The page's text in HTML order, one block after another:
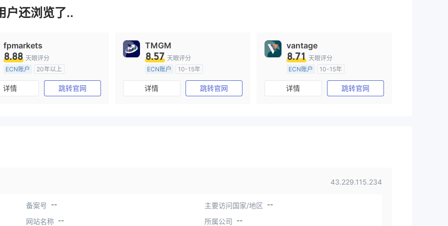
户还浏览了..
fpmarkets
8.88 天眼评分
ECN账户
20年以上
澳大利亚监管
全牌照 (MM)
主标MT4
详情 跳转官网
TMGM
8.57 天眼评分
ECN账户
10-15年
澳大利亚监管
全牌照 (MM)
主标MT4
详情 跳转官网
vantage
8.71 天眼评分
ECN账户
10-15年
澳大利亚监管
全牌照 (MM)
主标MT4
详情 跳转官网
43.229.115.234
备案号 -- 主要访问国家/地区 --
网站名称 -- 所属公司 --